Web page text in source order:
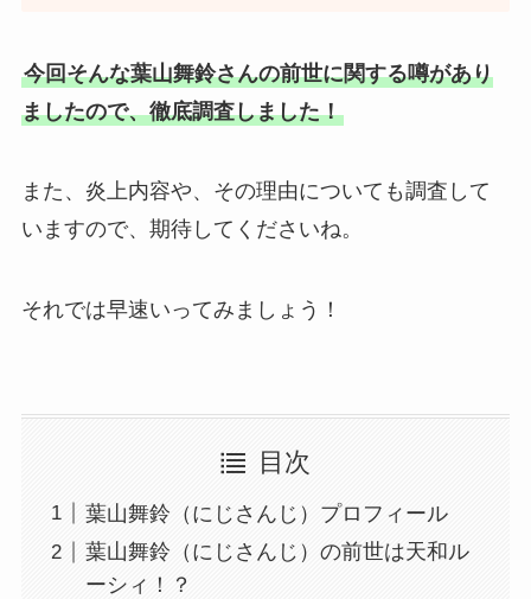
今回そんな葉山舞鈴さんの前世に関する噂があり
ましたので、徹底調査しました！
また、炎上内容や、その理由についても調査して
いますので、期待してくださいね。
それでは早速いってみましょう！
目次
葉山舞鈴（にじさんじ）プロフィール
葉山舞鈴（にじさんじ）の前世は天和ル
ーシィ！？